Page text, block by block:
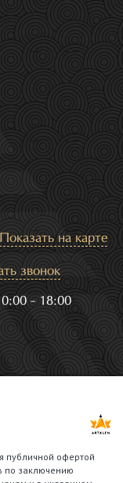
Показать на карте
звонок
- 18:00
публичной офертой
по заключению